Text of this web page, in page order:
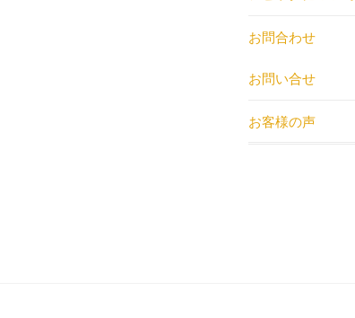
お問合わせ
お問い合せ
お客様の声